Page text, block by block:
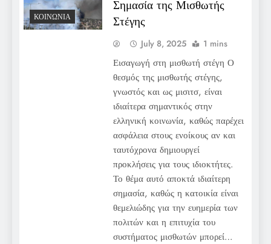
ΚΟΙΝΩΝΊΑ
Σημασία της Μισθωτής
Στέγης
July 8, 2025 1 mins
Εισαγωγή στη μισθωτή στέγη Ο
θεσμός της μισθωτής στέγης,
γνωστός και ως μισιτσ, είναι
ιδιαίτερα σημαντικός στην
ελληνική κοινωνία, καθώς παρέχει
ασφάλεια στους ενοίκους αν και
ταυτόχρονα δημιουργεί
προκλήσεις για τους ιδιοκτήτες.
Το θέμα αυτό αποκτά ιδιαίτερη
σημασία, καθώς η κατοικία είναι
θεμελιώδης για την ευημερία των
πολιτών και η επιτυχία του
συστήματος μισθωτών μπορεί…